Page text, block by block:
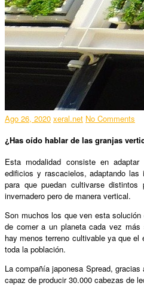
Ago 26, 2020 xeral.net No Comments
¿Has oído hablar de las granjas
Esta modalidad consiste en
edificios y rascacielos, adaptando las
para que puedan cultivarse
invernadero pero de manera vertical.
Son muchos los que ven esta
de comer a un planeta cada vez más
hay menos terreno cultivable ya que
toda la población.
La compañía japonesa Spread,
capaz de producir 30.000 cabezas de